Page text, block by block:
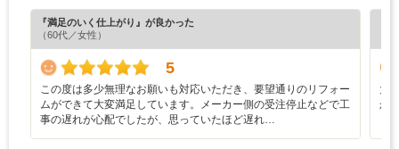
『満足のいく仕上がり』が良かった
（60代／女性）
5
この度は多少無理なお願いも対応いただき、要望通りのリフォー
ムができて大変満足しています。メーカー側の受注停止などで工
事の遅れが心配でしたが、思っていたほど遅れ…
大
か